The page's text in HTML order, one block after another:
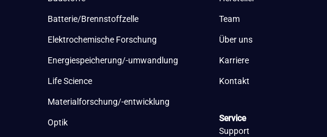
Batterie/Brennstoffzelle
Elektrochemische Forschung
Energiespeicherung/-umwandlung
Life Science
Materialforschung/-entwicklung
Optik
Team
Über uns
Karriere
Kontakt
Service
Support